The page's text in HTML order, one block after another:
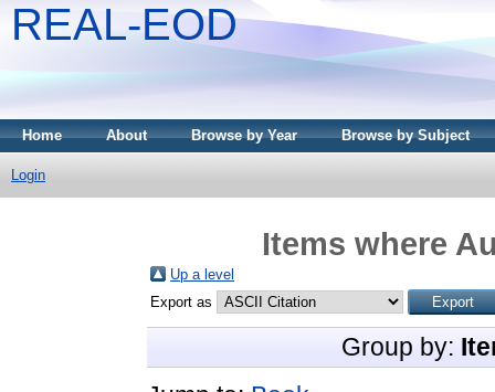
REAL-EOD
Home About Browse by Year Browse by Subject
Login
Items where
Up a level
Export as
Group by: